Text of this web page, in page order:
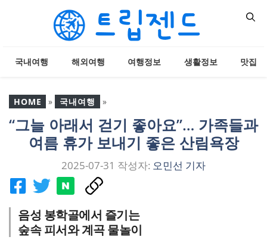
뛰
기
국내여행 해외여행 여행정보 생활정보 맛집
HOME » 국내여행 »
“그늘 아래서 걷기 좋아
요”… 가족들과 여름 휴가
보내기 좋은 산림욕장
“그늘 아래서 걷기 좋아요”… 가족들과
여름 휴가 보내기 좋은 산림욕장
2025-07-31 작성자: 오민선 기자
음성 봉학골에서 즐기는
숲속 피서와 계곡 물놀이